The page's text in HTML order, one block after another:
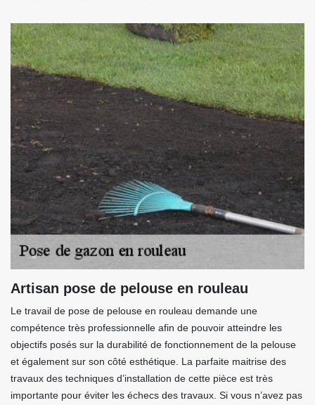
Artisan pose de pelouse en rouleau
Le travail de pose de pelouse en rouleau demande une
compétence très professionnelle afin de pouvoir atteindre les
objectifs posés sur la durabilité de fonctionnement de la pelouse
et également sur son côté esthétique. La parfaite maitrise des
travaux des techniques d’installation de cette pièce est très
importante pour éviter les échecs des travaux. Si vous n’avez pas